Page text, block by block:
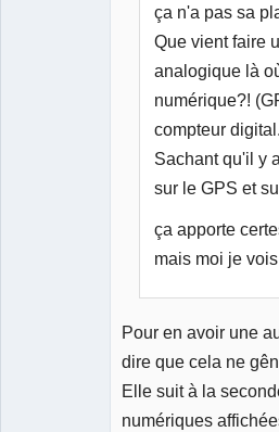
ça n'a pas sa
Que vient faire
analogique là
numérique?!
compteur
Sachant qu'il y
sur le GPS et
ça apporte
mais moi je
Pour en avoir une
dire que cela ne
Elle suit à la
numériques